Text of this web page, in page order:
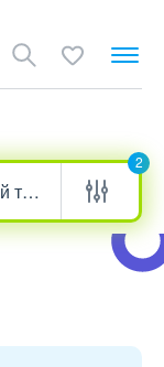
2